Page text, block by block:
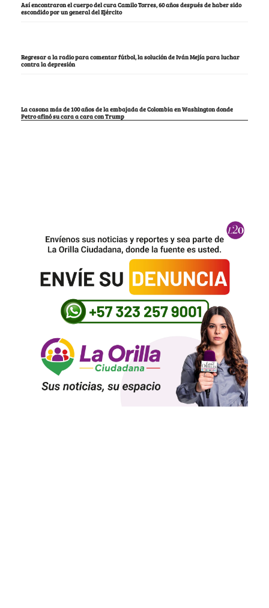
Así encontraron el cuerpo del cura Camilo Torres, 60 años después de haber sido
escondido por un general del Ejército
Regresar a la radio para comentar fútbol, la solución de Iván Mejía para luchar
contra la depresión
La casona más de 100 años de la embajada de Colombia en Washington donde
Petro afinó su cara a cara con Trump